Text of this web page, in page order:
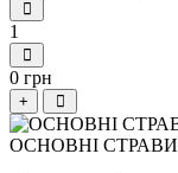
1
0 грн
+
ОСНОВНІ СТРАВИ